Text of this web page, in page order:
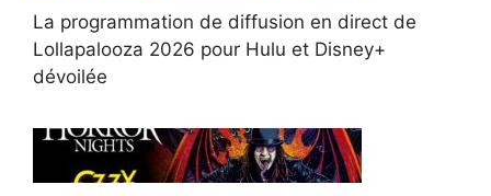
La programmation de diffusion en direct de
Lollapalooza 2026 pour Hulu et Disney+
dévoilée